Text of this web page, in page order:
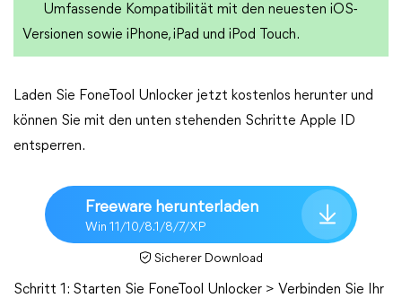
Umfassende Kompatibilität mit den neuesten iOS-
Versionen sowie iPhone, iPad und iPod Touch.
Laden Sie FoneTool Unlocker jetzt kostenlos herunter und
können Sie mit den unten stehenden Schritte Apple ID
entsperren.
Freeware herunterladen
Win 11/10/8.1/8/7/XP
Sicherer Download
Schritt 1: Starten Sie FoneTool Unlocker > Verbinden Sie Ihr